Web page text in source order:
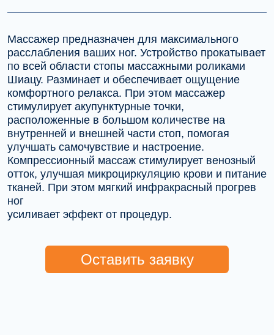
Массажер предназначен для максимального
расслабления ваших ног. Устройство прокатывает
по всей области стопы массажными роликами
Шиацу. Разминает и обеспечивает ощущение
комфортного релакса. При этом массажер
стимулирует акупунктурные точки,
расположенные в большом количестве на
внутренней и внешней части стоп, помогая
улучшать самочувствие и настроение.
Компрессионный массаж стимулирует венозный
отток, улучшая микроциркуляцию крови и питание
тканей. При этом мягкий инфракрасный прогрев
ног
усиливает эффект от процедур.
Оставить заявку